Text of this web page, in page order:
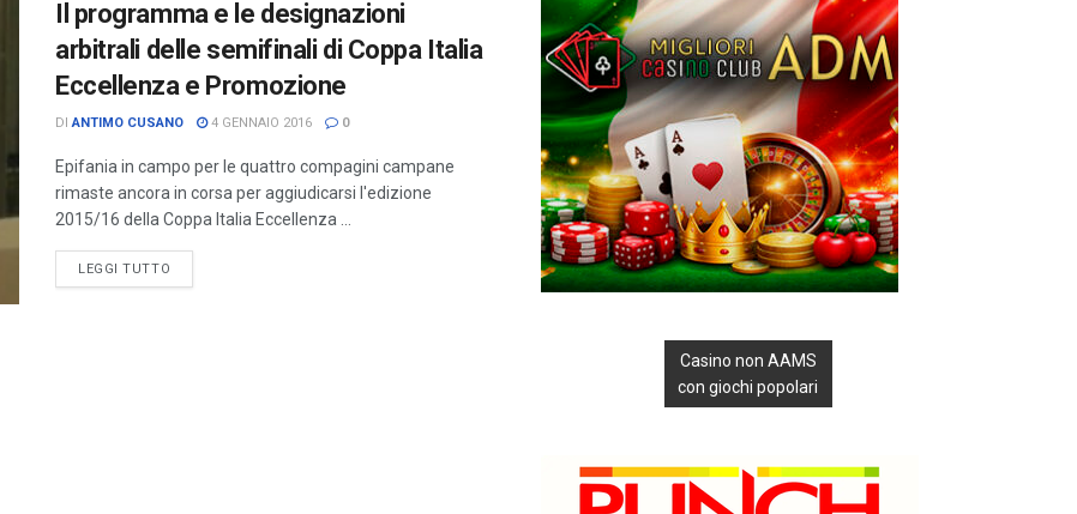
Il programma e le designazioni
arbitrali delle semifinali di Coppa Italia
Eccellenza e Promozione
DI ANTIMO CUSANO 4 GENNAIO 2016 0
Epifania in campo per le quattro compagini campane
rimaste ancora in corsa per aggiudicarsi l'edizione
2015/16 della Coppa Italia Eccellenza ...
LEGGI TUTTO
Casino non AAMS
con giochi popolari